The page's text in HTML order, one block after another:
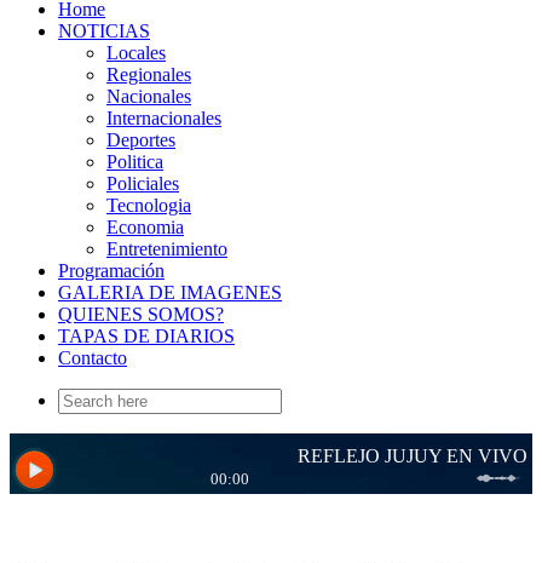
Home
NOTICIAS
Locales
Regionales
Nacionales
Internacionales
Deportes
Politica
Policiales
Tecnologia
Economia
Entretenimiento
Programación
GALERIA DE IMAGENES
QUIENES SOMOS?
TAPAS DE DIARIOS
Contacto
Search
for: